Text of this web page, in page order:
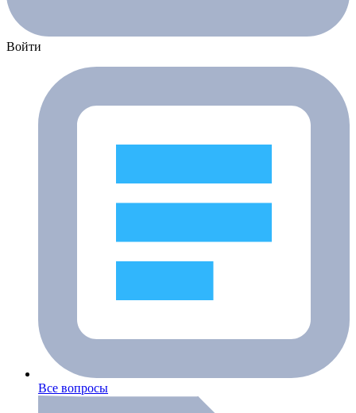
Войти
Все вопросы